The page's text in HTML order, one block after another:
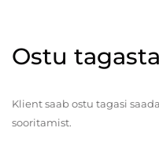
Ostu
Klient saab ostu tagasi
sooritamist.